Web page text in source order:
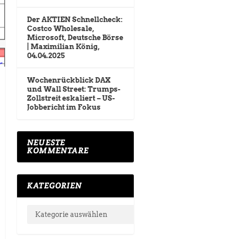
Der AKTIEN Schnellcheck:
Costco Wholesale,
Microsoft, Deutsche Börse
| Maximilian König,
04.04.2025
Wochenrückblick DAX
und Wall Street: Trumps-
Zollstreit eskaliert – US-
Jobbericht im Fokus
NEUESTE
KOMMENTARE
KATEGORIEN